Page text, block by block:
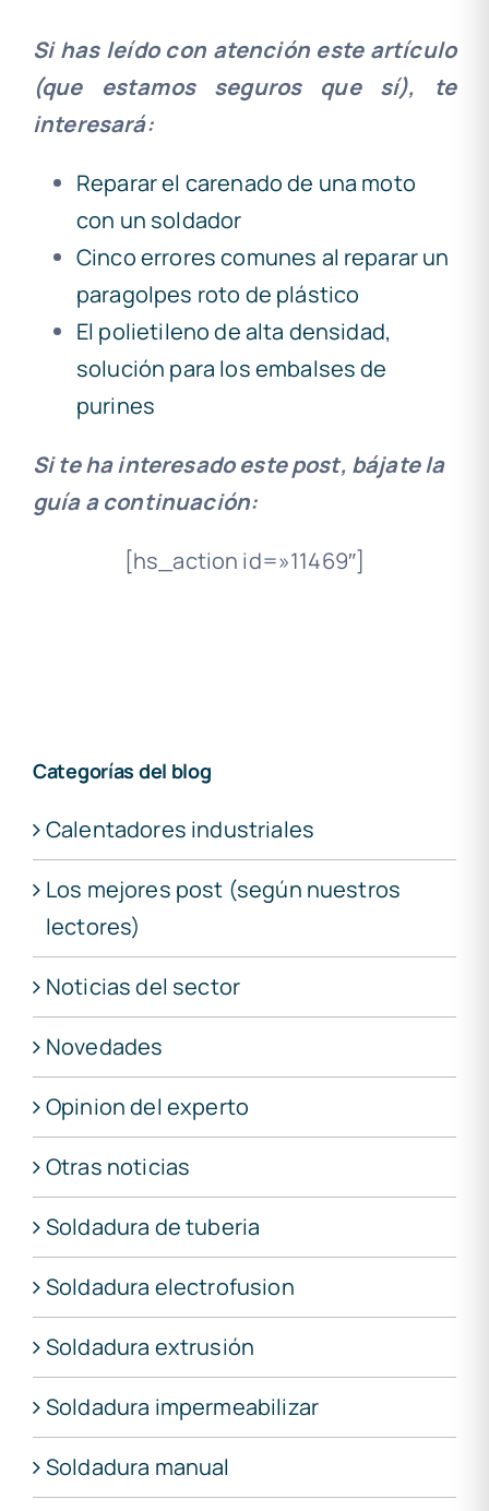
Si has leído con atención este artículo
(que estamos seguros que sí), te
interesará:
Reparar el carenado de una moto
con un soldador
Cinco errores comunes al reparar un
paragolpes roto de plástico
El polietileno de alta densidad,
solución para los embalses de
purines
Si te ha interesado este post, bájate la
guía a continuación:
[hs_action id=»11469″]
Categorías del blog
Calentadores industriales
Los mejores post (según nuestros
lectores)
Noticias del sector
Novedades
Opinion del experto
Otras noticias
Soldadura de tuberia
Soldadura electrofusion
Soldadura extrusión
Soldadura impermeabilizar
Soldadura manual